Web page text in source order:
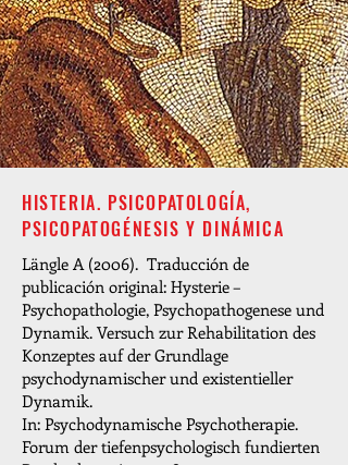
HISTERIA. PSICOPATOLOGÍA,
PSICOPATOGÉNESIS Y DINÁMICA
Längle A (2006). Traducción de
publicación original: Hysterie –
Psychopathologie, Psychopathogenese und
Dynamik. Versuch zur Rehabilitation des
Konzeptes auf der Grundlage
psychodynamischer und existentieller
Dynamik.
In: Psychodynamische Psychotherapie.
Forum der tiefenpsychologisch fundierten